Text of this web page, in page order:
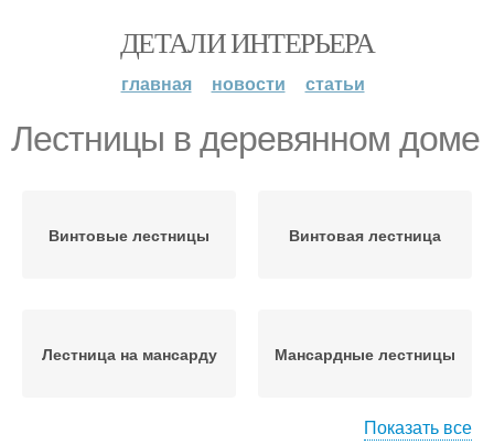
ДЕТАЛИ ИНТЕРЬЕРА
главная новости статьи
Лестницы в деревянном доме
Винтовые лестницы Винтовая лестница
Лестница на мансарду Мансардные лестницы
Показать все